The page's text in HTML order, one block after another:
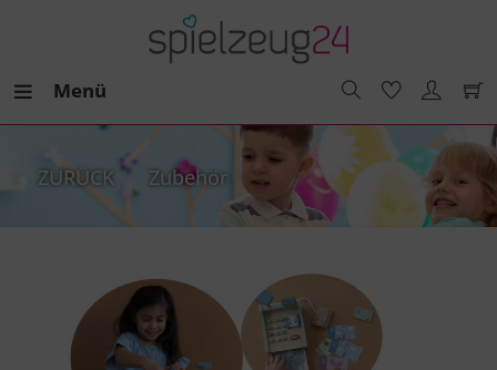
Menü
ZURÜCK Zubehör